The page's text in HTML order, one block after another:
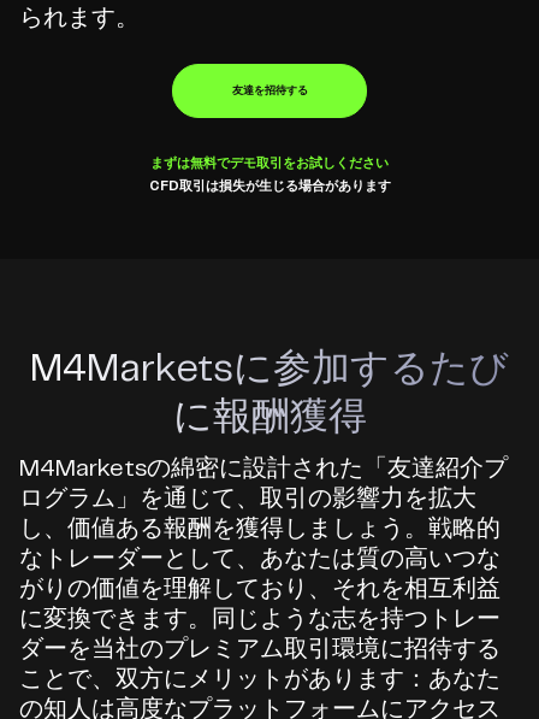
カ
られます。
友達を招待する
まずは無料でデモ取引をお試しください
CFD取引は損失が生じる場合があります
M4Marketsに参加するたび
に報酬獲得
M4Marketsの綿密に設計された「友達紹介プ
ログラム」を通じて、取引の影響力を拡大
し、価値ある報酬を獲得しましょう。戦略的
なトレーダーとして、あなたは質の高いつな
がりの価値を理解しており、それを相互利益
に変換できます。同じような志を持つトレー
ダーを当社のプレミアム取引環境に招待する
ことで、双方にメリットがあります：あなた
の知人は高度なプラットフォームにアクセス